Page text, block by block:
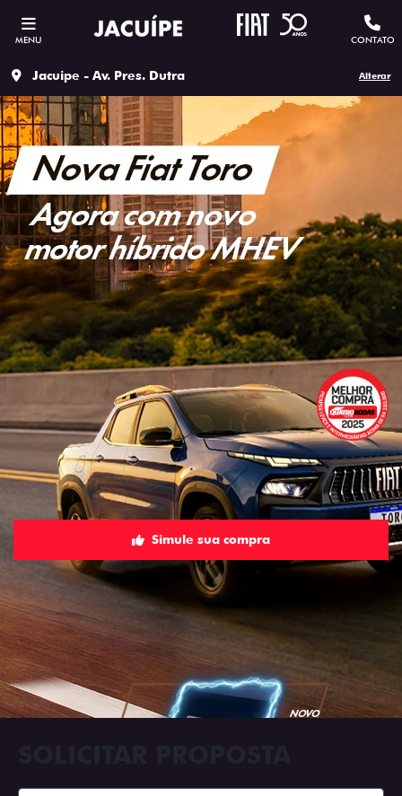
MENU CONTATO
Jacuipe - Av. Pres. Dutra Alterar
Simule sua compra